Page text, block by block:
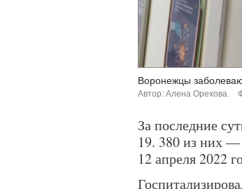
Воронежцы
Автор: Алена Орехова.
За последние
19. 380 из них —
12 апреля 2022